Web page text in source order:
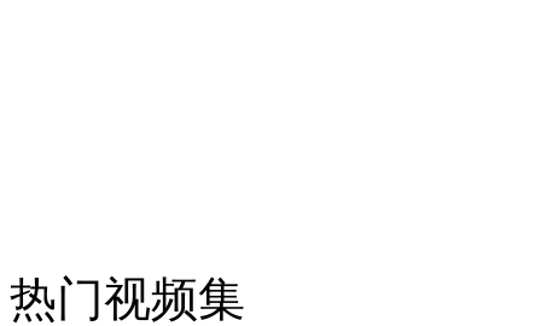
热门视频集